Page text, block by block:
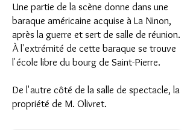
Une partie de la scène donne dans une
baraque américaine acquise à La Ninon,
après la guerre et sert de salle de réunion.
À l'extrémité de cette baraque se trouve
l'école libre du bourg de Saint-Pierre.
De l'autre côté de la salle de spectacle, la
propriété de M. Olivret.